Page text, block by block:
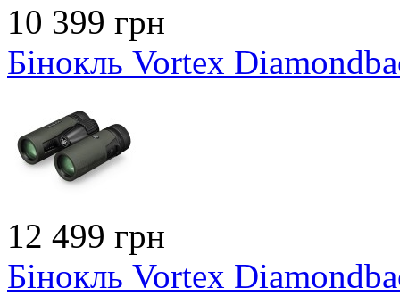
10 399 грн
Бінокль Vortex
12 499 грн
Бінокль Vortex